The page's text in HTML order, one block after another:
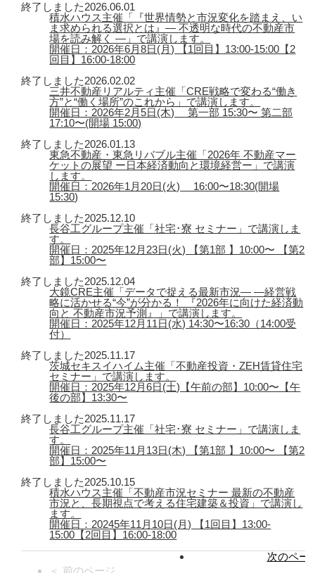
終了しました2026.06.01
積水ハウス主催「『世界情勢と市況変化を踏まえ、い
ま求められる選択とは』― 不透明な時代の不動産市
場を読み解く ―」で講演します。
開催日：2026年6月8日(月) 【1回目】13:00-15:00【2
回目】16:00-18:00
終了しました2026.02.02
三井不動産リアルティ主催「CRE戦略で変わる“働き
方”と“働く場所”のこれから」で講演します。
開催日：2026年2月5日(木) 第一部 15:30〜 第二部
17:10〜(開場 15:00)
終了しました2026.01.13
東急不動産・東急リバブル主催「2026年 不動産マー
ケットの展望 ー日本経済動向と環境経営ー」で講演
します。
開催日：2026年1月20日(火) 16:00〜18:30(開場
15:30)
終了しました2025.12.10
長谷工グループ主催「社宅･寮 セミナー」で講演しま
す。
開催日：2025年12月23日(火) 【第1部 】10:00〜 【第2
部】15:00〜
終了しました2025.12.04
大鏡CRE主催「データで捉える最新市況― ―経営戦
略に活かせる“今”が分かる！ 『2026年に向けた経済動
向と 不動産市況予測』」で講演します。
開催日：2025年12月11日(水) 14:30〜16:30（14:00受
付）
終了しました2025.11.17
茨城セキスイハイム主催「不動産投資・ZEH賃貸住宅
セミナー」で講演します。
開催日：2025年12月6日(土)【午前の部】10:00〜【午
後の部】13:30〜
終了しました2025.11.17
長谷工グループ主催「社宅･寮 セミナー」で講演しま
す。
開催日：2025年11月13日(木) 【第1部 】10:00〜 【第2
部】15:00〜
終了しました2025.10.15
積水ハウス主催「不動産市況セミナー 最新の不動産
市況と、長期視点で考える住宅建築＆投資」で講演し
ます。
開催日：20245年11月10日(月) 【1回目】13:00-
15:00【2回目】16:00-18:00
次のペー